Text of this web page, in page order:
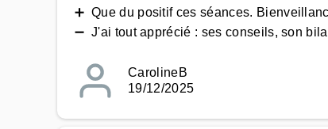
➕ Que du positif ces séances.
➖ J'ai tout apprécié : ses conseils, son
CarolineB
19/12/2025